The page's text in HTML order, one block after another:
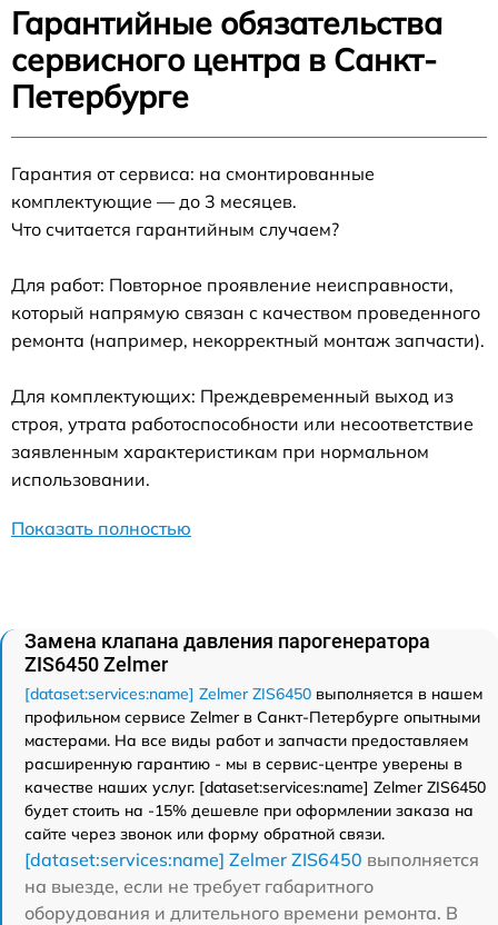
Гарантийные обязательства
сервисного центра в Санкт-
Петербурге
Гарантия от сервиса: на смонтированные
комплектующие — до 3 месяцев.
Что считается гарантийным случаем?
Для работ: Повторное проявление неисправности,
который напрямую связан с качеством проведенного
ремонта (например, некорректный монтаж запчасти).
Для комплектующих: Преждевременный выход из
строя, утрата работоспособности или несоответствие
заявленным характеристикам при нормальном
использовании.
Показать полностью
Замена клапана давления парогенератора
ZIS6450 Zelmer
[dataset:services:name] Zelmer ZIS6450 выполняется в нашем
профильном сервисе Zelmer в Санкт-Петербурге опытными
мастерами. На все виды работ и запчасти предоставляем
расширенную гарантию - мы в сервис-центре уверены в
качестве наших услуг. [dataset:services:name] Zelmer ZIS6450
будет стоить на -15% дешевле при оформлении заказа на
сайте через звонок или форму обратной связи.
[dataset:services:name] Zelmer ZIS6450 выполняется
на выезде, если не требует габаритного
оборудования и длительного времени ремонта. В